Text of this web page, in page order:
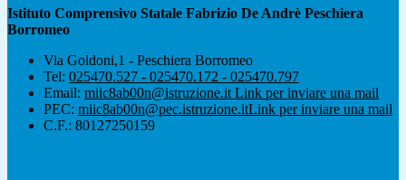
Istituto Comprensivo Statale Fabrizio De Andrè Peschiera
Borromeo
Via Goldoni,1 - Peschiera Borromeo
Tel: 025470.527 - 025470.172 - 025470.797
Email: miic8ab00n@istruzione.it Link per inviare una mail
PEC: miic8ab00n@pec.istruzione.itLink per inviare una mail
C.F.: 80127250159